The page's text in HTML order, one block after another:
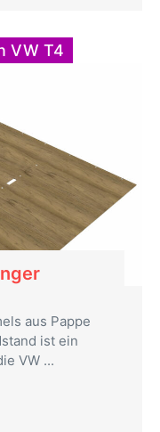
VW T4
aus Pappe
ist ein
VW ...